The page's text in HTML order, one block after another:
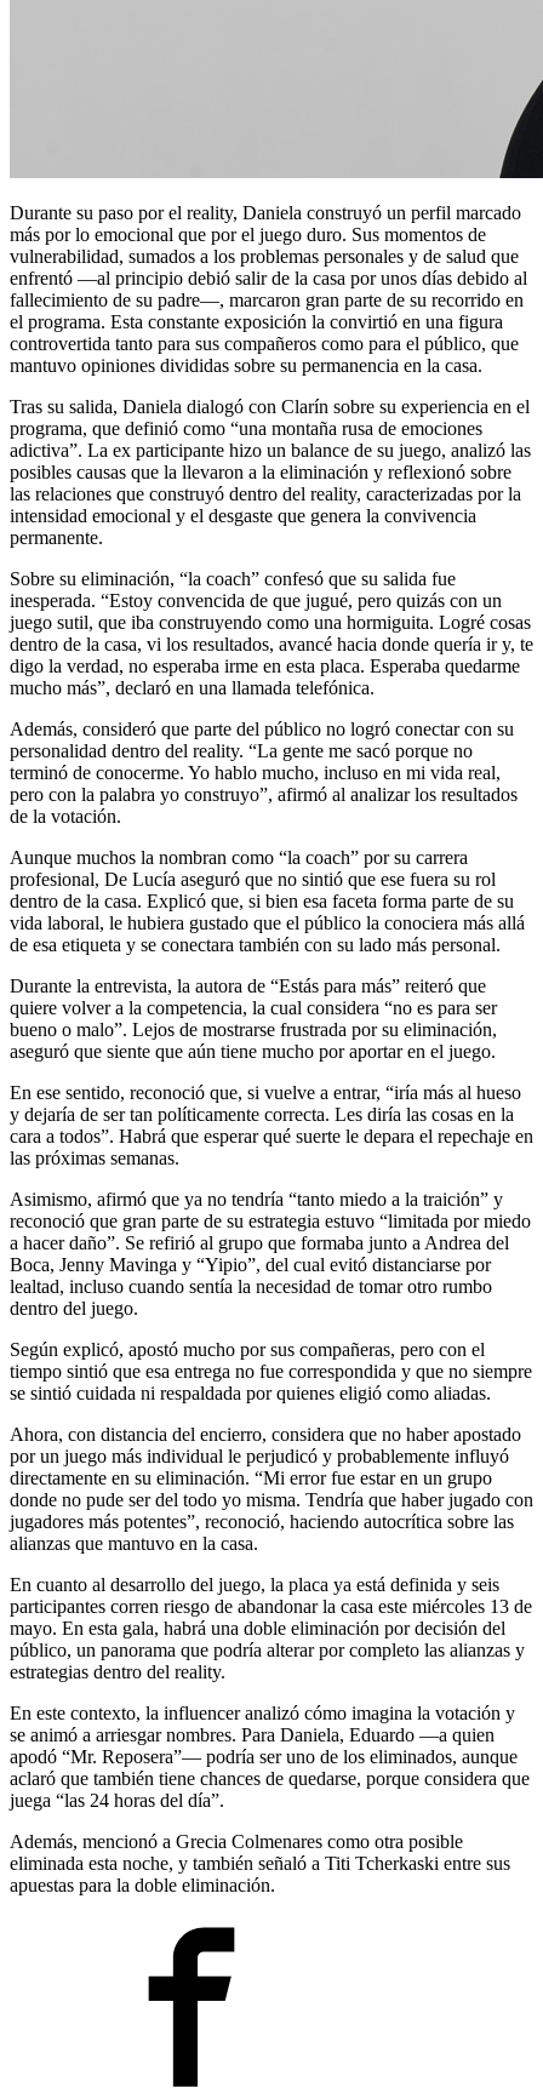
Durante su paso por el reality, Daniela construyó un perfil marcado
más por lo emocional que por el juego duro. Sus momentos de
vulnerabilidad, sumados a los problemas personales y de salud que
enfrentó —al principio debió salir de la casa por unos días debido al
fallecimiento de su padre—, marcaron gran parte de su recorrido en
el programa. Esta constante exposición la convirtió en una figura
controvertida tanto para sus compañeros como para el público, que
mantuvo opiniones divididas sobre su permanencia en la casa.
Tras su salida, Daniela dialogó con Clarín sobre su experiencia en el
programa, que definió como “una montaña rusa de emociones
adictiva”. La ex participante hizo un balance de su juego, analizó las
posibles causas que la llevaron a la eliminación y reflexionó sobre
las relaciones que construyó dentro del reality, caracterizadas por la
intensidad emocional y el desgaste que genera la convivencia
permanente.
Sobre su eliminación, “la coach” confesó que su salida fue
inesperada. “Estoy convencida de que jugué, pero quizás con un
juego sutil, que iba construyendo como una hormiguita. Logré cosas
dentro de la casa, vi los resultados, avancé hacia donde quería ir y, te
digo la verdad, no esperaba irme en esta placa. Esperaba quedarme
mucho más”, declaró en una llamada telefónica.
Además, consideró que parte del público no logró conectar con su
personalidad dentro del reality. “La gente me sacó porque no
terminó de conocerme. Yo hablo mucho, incluso en mi vida real,
pero con la palabra yo construyo”, afirmó al analizar los resultados
de la votación.
Aunque muchos la nombran como “la coach” por su carrera
profesional, De Lucía aseguró que no sintió que ese fuera su rol
dentro de la casa. Explicó que, si bien esa faceta forma parte de su
vida laboral, le hubiera gustado que el público la conociera más allá
de esa etiqueta y se conectara también con su lado más personal.
Durante la entrevista, la autora de “Estás para más” reiteró que
quiere volver a la competencia, la cual considera “no es para ser
bueno o malo”. Lejos de mostrarse frustrada por su eliminación,
aseguró que siente que aún tiene mucho por aportar en el juego.
En ese sentido, reconoció que, si vuelve a entrar, “iría más al hueso
y dejaría de ser tan políticamente correcta. Les diría las cosas en la
cara a todos”. Habrá que esperar qué suerte le depara el repechaje en
las próximas semanas.
Asimismo, afirmó que ya no tendría “tanto miedo a la traición” y
reconoció que gran parte de su estrategia estuvo “limitada por miedo
a hacer daño”. Se refirió al grupo que formaba junto a Andrea del
Boca, Jenny Mavinga y “Yipio”, del cual evitó distanciarse por
lealtad, incluso cuando sentía la necesidad de tomar otro rumbo
dentro del juego.
Según explicó, apostó mucho por sus compañeras, pero con el
tiempo sintió que esa entrega no fue correspondida y que no siempre
se sintió cuidada ni respaldada por quienes eligió como aliadas.
Ahora, con distancia del encierro, considera que no haber apostado
por un juego más individual le perjudicó y probablemente influyó
directamente en su eliminación. “Mi error fue estar en un grupo
donde no pude ser del todo yo misma. Tendría que haber jugado con
jugadores más potentes”, reconoció, haciendo autocrítica sobre las
alianzas que mantuvo en la casa.
En cuanto al desarrollo del juego, la placa ya está definida y seis
participantes corren riesgo de abandonar la casa este miércoles 13 de
mayo. En esta gala, habrá una doble eliminación por decisión del
público, un panorama que podría alterar por completo las alianzas y
estrategias dentro del reality.
En este contexto, la influencer analizó cómo imagina la votación y
se animó a arriesgar nombres. Para Daniela, Eduardo —a quien
apodó “Mr. Reposera”— podría ser uno de los eliminados, aunque
aclaró que también tiene chances de quedarse, porque considera que
juega “las 24 horas del día”.
Además, mencionó a Grecia Colmenares como otra posible
eliminada esta noche, y también señaló a Titi Tcherkaski entre sus
apuestas para la doble eliminación.